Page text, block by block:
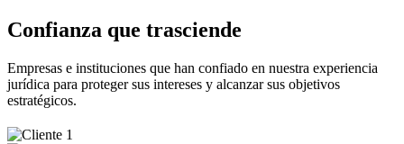
Confianza que trasciende
Empresas e instituciones que han confiado en nuestra experiencia
jurídica para proteger sus intereses y alcanzar sus objetivos
estratégicos.